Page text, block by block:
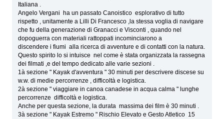
Italiana .
Angelo Vergani ha un passato Canoistico esplorativo di tutto
rispetto , unitamente a Lilli Di Francesco ,la stessa voglia di navigare
che fu della generazione di Granacci e Visconti , quando nel
dopoguerra con materiali rattoppati incominciarono a
discendere i fiumi alla ricerca di avventure e di contatti con la natura.
Questo spirito lo si intuisce nel come è stata organizzata la rassegna
dei filmati ,e del tempo dedicato alle varie sezioni .
1à sezione " Kayak d'avventura " 30 minuti per descrivere discese su
w.w. di medie percorrenze , difficoltà e logistica.
2à sezione " viaggiare in canoa canadese in acqua calma " lunghe
percorrenze difficoltà e logistica.
Anche per questa sezione, la durata massima dei film è 30 minuti .
3à sezione " Kayak Estremo " Rischio Elevato e Gesto Atletico 15